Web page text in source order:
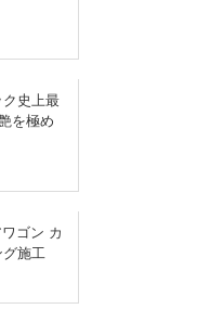
ク史上最
を極め
ゴン カ
グ施工